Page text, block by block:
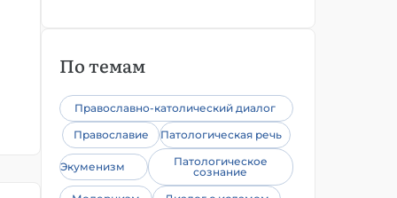
По темам
Православно-католический диалог
Православие
Патологическая речь
Экуменизм
Патологическое
сознание